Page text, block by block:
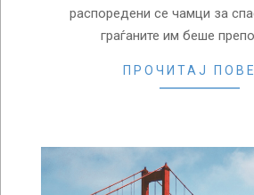
распоредени се чамци за
граѓаните им беше
ПРОЧИТАЈ